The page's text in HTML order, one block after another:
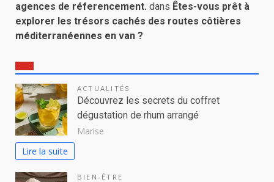
agences de réferencement. dans Êtes-vous prêt à
explorer les trésors cachés des routes côtières
méditerranéennes en van ?
ACTUALITÉS
Découvrez les secrets du coffret
dégustation de rhum arrangé
Marise
Lire la suite
BIEN-ÊTRE